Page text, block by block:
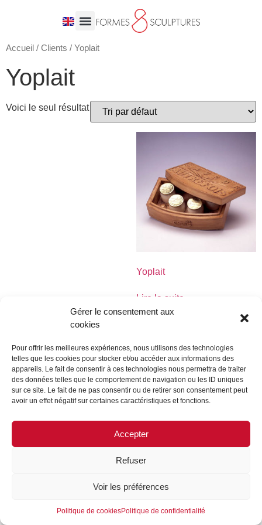
Gérer le consentement aux
cookies
Pour offrir les meilleures expériences, nous utilisons des technologies
telles que les cookies pour stocker et/ou accéder aux informations des
appareils. Le fait de consentir à ces technologies nous permettra de traiter
des données telles que le comportement de navigation ou les ID uniques
sur ce site. Le fait de ne pas consentir ou de retirer son consentement peut
avoir un effet négatif sur certaines caractéristiques et fonctions.
Accepter
Refuser
Voir les préférences
Politique de cookiesPolitique de confidentialité
Accueil / Clients / Yoplait
Yoplait
Voici le seul résultat
Yoplait
Lire la suite
MENTIONS LÉGALES CONTACTEZ-NOUS
REJOIGNEZ-NOUS
SUIVEZ-NOUS
©FORMES & SCULPTURES. 2023